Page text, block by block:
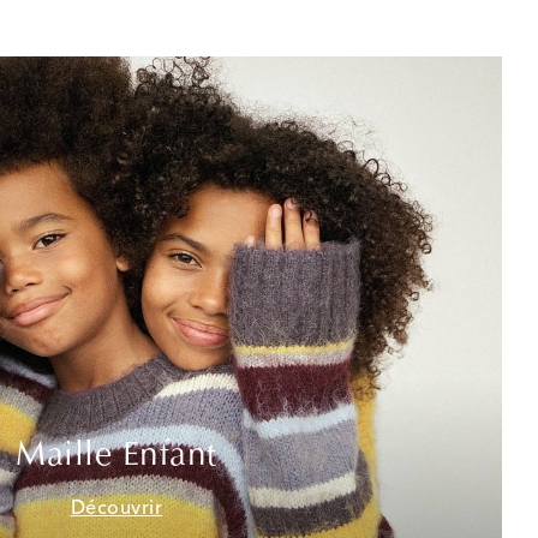
Maille Enfant
Découvrir